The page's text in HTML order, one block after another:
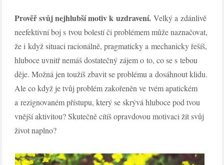
Prověř svůj nejhlubší motiv k uzdravení. Velký a zdánlivě
neefektivní boj s tvou bolestí či problémem může naznačovat,
že i když situaci racionálně, pragmaticky a mechanicky řešíš,
hluboce uvnitř nemáš dostatečný zájem o to, co se s tebou
děje. Možná jen toužíš zbavit se problému a dosáhnout klidu.
Ale co když je tvůj problém zakořeněn ve tvém apatickém
a rezignovaném přístupu, který se skrývá hluboce pod tvou
vnější aktivitou? Skutečně cítíš opravdovou motivaci žít svůj
život naplno?